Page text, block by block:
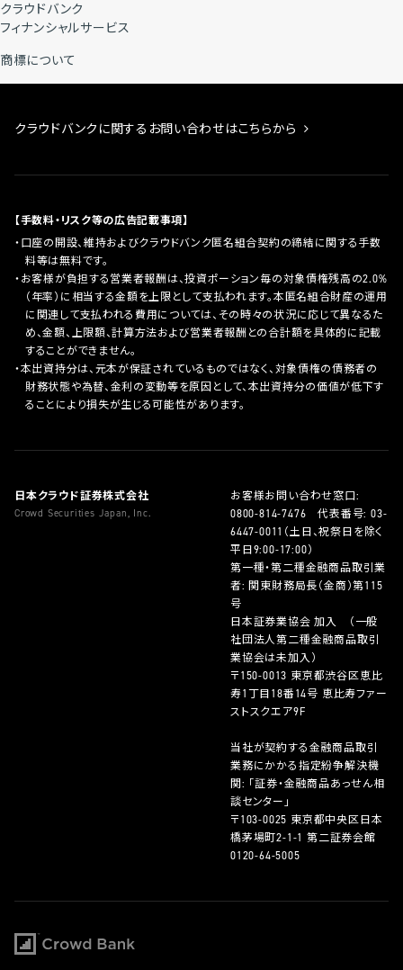
クラウドバンク
フィナンシャルサービス
商標について
クラウドバンクに関するお問い合わせはこちらから
【手数料・リスク等の広告記載事項】
口座の開設、維持およびクラウドバンク匿名組合契約の締結に関する手数
料等は無料です。
お客様が負担する営業者報酬は、投資ポーション毎の対象債権残高の2.0%
（年率）に相当する金額を上限として支払われます。本匿名組合財産の運用
に関連して支払われる費用については、その時々の状況に応じて異なるた
め、金額、上限額、計算方法および営業者報酬との合計額を具体的に記載
することができません。
本出資持分は、元本が保証されているものではなく、対象債権の債務者の
財務状態や為替、金利の変動等を原因として、本出資持分の価値が低下す
ることにより損失が生じる可能性があります。
日本クラウド証券株式会社
Crowd Securities Japan, Inc.
お客様お問い合わせ窓口:
0800-814-7476 代表番号:03-
6447-0011 （土日、祝祭日を除く
平日9:00-17:00）
第一種・第二種金融商品取引業
者: 関東財務局長（金商）第115
号
日本証券業協会 加入 （一般
社団法人第二種金融商品取引
業協会は未加入）
〒150-0013 東京都渋谷区恵比
寿1丁目18番14号 恵比寿ファー
ストスクエア9F
当社が契約する金融商品取引
業務にかかる指定紛争解決機
関: 「証券・金融商品あっせん相
談センター」
〒103-0025 東京都中央区日本
橋茅場町2-1-1 第二証券会館
0120-64-5005